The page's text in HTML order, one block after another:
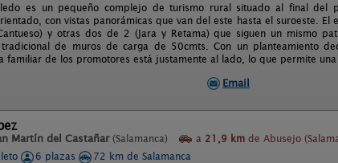
es un pequeño complejo de turismo rural situado al final del
con vistas panorámicas que van del este hasta el suroeste. El
y otras dos de 2 (Jara y Retama) que siguen un mismo
de muros de carga de 50cmts. Con un planteamiento
familiar de los promotores está justamente al lado, lo que permite una
Email
Martín del Castañar (Salamanca) a 21,9 km de Abusejo
6 plazas
72 km de Salamanca